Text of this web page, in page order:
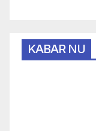
KABAR NU